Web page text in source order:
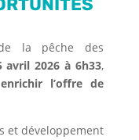
la pêche des
avril 2026 à 6h33,
l’offre de
et développement